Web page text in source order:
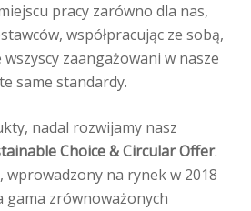
pracy zarówno dla nas,
współpracując ze sobą,
zaangażowani w nasze
same standardy.
nadal rozwijamy nasz
Choice & Circular Offer.
wprowadzony na rynek w 2018
gama zrównoważonych